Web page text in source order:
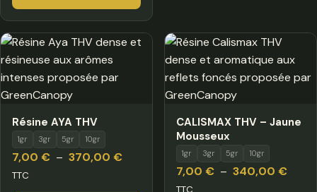
à
590,00 €
Résine AYA THV
1gr 3gr 5gr 10gr
7,00 € – 370,00 €Plage
TTC
CALISMAX THV – Jaune
Mousseux
1gr 3gr 5gr 10gr
7,00 € – 340,00 €Plage